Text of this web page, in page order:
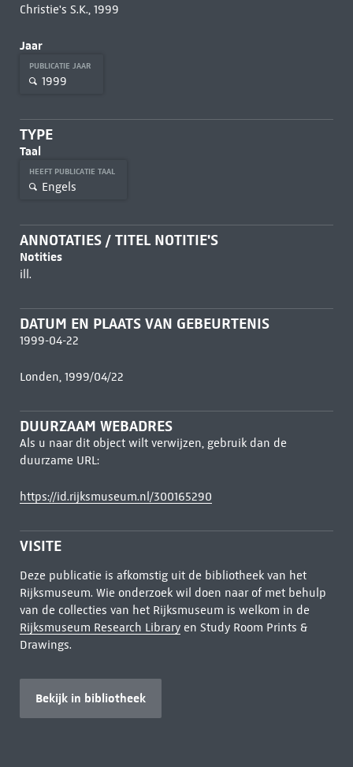
Christie's S.K., 1999
Jaar
PUBLICATIE JAAR
1999
TYPE
Taal
HEEFT PUBLICATIE TAAL
Engels
ANNOTATIES / TITEL NOTITIE'S
Notities
ill.
DATUM EN PLAATS VAN GEBEURTENIS
1999-04-22
Londen, 1999/04/22
DUURZAAM WEBADRES
Als u naar dit object wilt verwijzen, gebruik dan de
duurzame URL:
https://id.rijksmuseum.nl/300165290
VISITE
Deze publicatie is afkomstig uit de bibliotheek van het
Rijksmuseum. Wie onderzoek wil doen naar of met behulp
van de collecties van het Rijksmuseum is welkom in de
Rijksmuseum Research Libraryen Study Room Prints &
Drawings.
Bekijk in bibliotheek